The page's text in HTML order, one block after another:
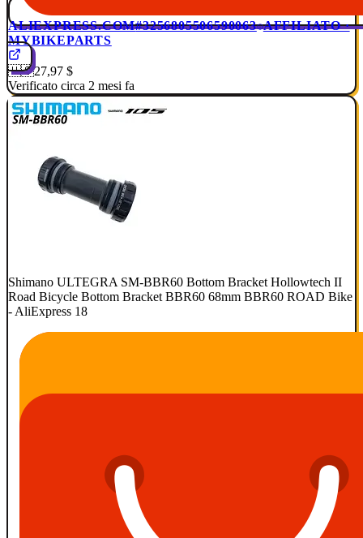
ALIEXPRESS.COM#3256805506590063 AFFILIATO ·
MYBIKEPARTS
🇺🇸27,97 $
Verificato circa 2 mesi fa
Shimano ULTEGRA SM-BBR60 Bottom Bracket Hollowtech II
Road Bicycle Bottom Bracket BBR60 68mm BBR60 ROAD Bike
- AliExpress 18